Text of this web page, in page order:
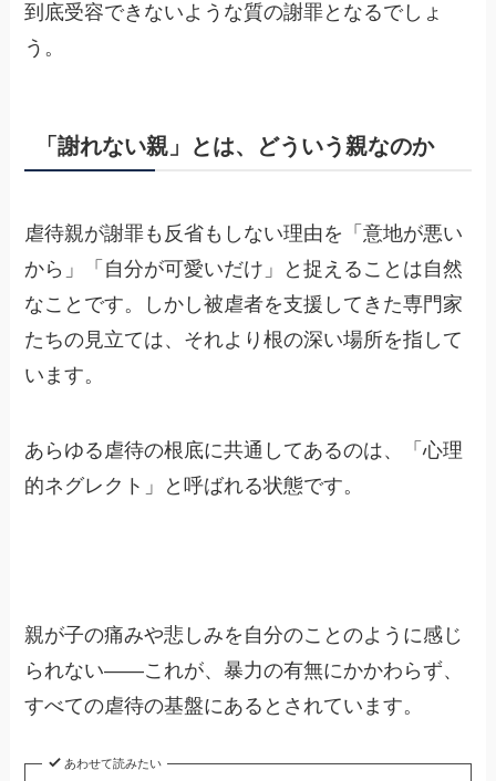
到底受容できないような質の謝罪となるでしょ
う。
「謝れない親」とは、どういう親なのか
虐待親が謝罪も反省もしない理由を「意地が悪い
から」「自分が可愛いだけ」と捉えることは自然
なことです。しかし被虐者を支援してきた専門家
たちの見立ては、それより根の深い場所を指して
います。
あらゆる虐待の根底に共通してあるのは、「心理
的ネグレクト」と呼ばれる状態です。
親が子の痛みや悲しみを自分のことのように感じ
られない——これが、暴力の有無にかかわらず、
すべての虐待の基盤にあるとされています。
あわせて読みたい